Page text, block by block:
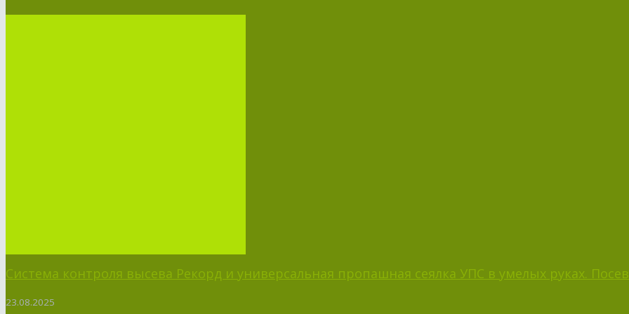
Система контроля высева Рекорд и универсальная пропашная сеялка УПС в умелых руках. Посев
23.08.2025